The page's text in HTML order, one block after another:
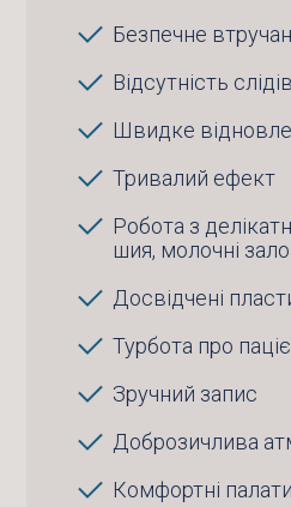
Безпечне
Відсутність слідів
Швидке
Тривалий ефект
Робота з
шия, молочні
Досвідчені
Турбота про
Зручний запис
Доброзичлива
Комфортні палати